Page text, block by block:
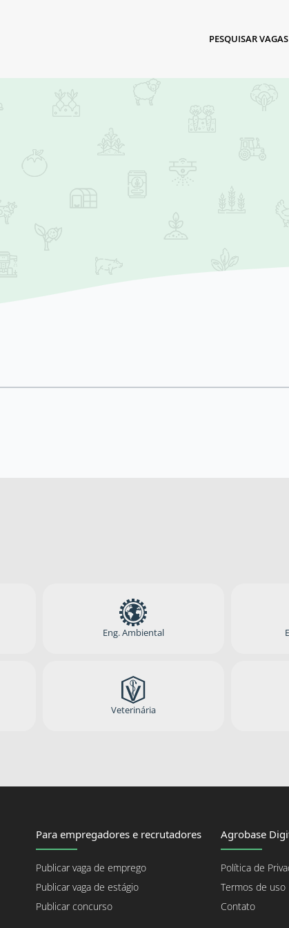
PESQUISAR VAGAS
Eng. Ambiental
Veterinária
Para empregadores e recrutadores
Publicar vaga de emprego
Publicar vaga de estágio
Publicar concurso
Agrobase
Política de
Termos de uso
Contato